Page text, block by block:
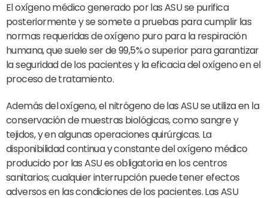
El oxígeno médico generado por las ASU se purifica
posteriormente y se somete a pruebas para cumplir las
normas requeridas de oxígeno puro para la respiración
humana, que suele ser de 99,5% o superior para garantizar
la seguridad de los pacientes y la eficacia del oxígeno en el
proceso de tratamiento.
Además del oxígeno, el nitrógeno de las ASU se utiliza en la
conservación de muestras biológicas, como sangre y
tejidos, y en algunas operaciones quirúrgicas. La
disponibilidad continua y constante del oxígeno médico
producido por las ASU es obligatoria en los centros
sanitarios; cualquier interrupción puede tener efectos
adversos en las condiciones de los pacientes. Las ASU